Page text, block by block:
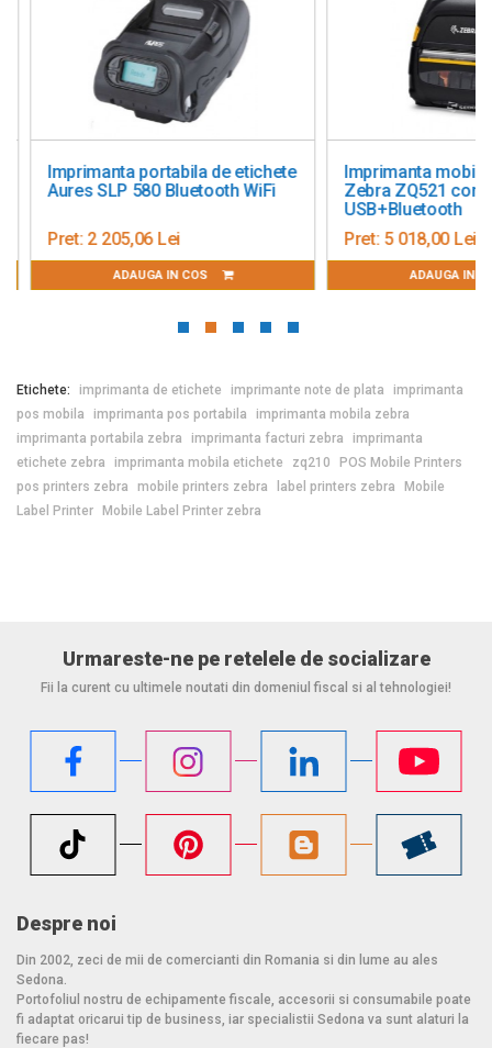
Imprimanta portabila de etichete
Aures SLP 580 Bluetooth WiFi
Pret:2 205,06 Lei
ADAUGA IN COS
Imprimanta mobila
Zebra ZQ521
USB+Bluetooth
Pret:5 018,00 Lei
ADAUGA IN
Etichete: imprimanta de etichete imprimante note de plata
imprimanta
pos mobila
imprimanta pos portabila
imprimanta mobila zebra
imprimanta portabila zebra
imprimanta facturi zebra
imprimanta
etichete zebra
imprimanta mobila etichete zq210
POS Mobile Printers
pos printers zebra
mobile printers zebra label printers zebra
Mobile
Label Printer Mobile Label Printer zebra
Urmareste-ne pe retelele de socializare
Fii la curent cu ultimele noutati din domeniul fiscal si al tehnologiei!
Despre noi
Din 2002, zeci de mii de comercianti din Romania si din lume au ales
Sedona.
Portofoliul nostru de echipamente fiscale, accesorii si consumabile poate
fi adaptat oricarui tip de business, iar specialistii Sedona va sunt alaturi la
fiecare pas!